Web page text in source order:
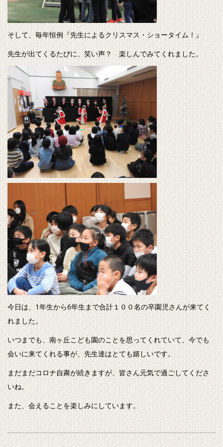
そして、毎年恒例『先生によるクリスマス・ショータイム！』
先生が出てくるたびに、笑い声？ 楽しんでみてくれました。
今日は、1年生から6年生まで合計１００名の卒園児さんが来てく
れました。
いつまでも、南ヶ丘こども園のことを思ってくれていて、今でも
会いに来てくれる事が、先生達はとても嬉しいです。
まだまだコロナ自粛が続きますが、皆さん元気で過ごしてくださ
いね。
また、会えることを楽しみにしています。